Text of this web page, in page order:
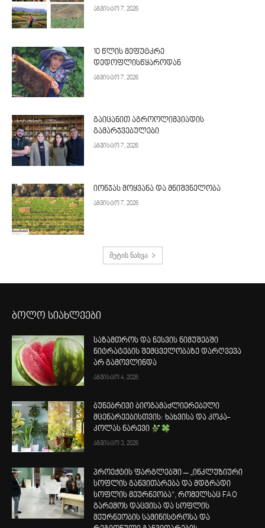
აგვისტო 7, 2026
10 წლის მეფუტკრე
დედოფლისწყაროდან
აგვისტო 7, 2026
გაიცანით აგროოლიმპიადის
გამარჯვებულები
აგვისტო 7, 2026
იონჯას მოყვანა და მნიშვნელობა
აგვისტო 7, 2026
მეტის ნახვა
ბოლო სიახლეები
საზამთროს და ნესვის ნიმუშებში
ნიტრატების შემცველობაზე დარღვევა
არ გამოვლინდა
აგვისტო 4, 2026
ბუნებრივი ბიოგამაძლიერებელი
მცენარეებისთვის: ხახვისა და კოკა-
კოლას ნარევი
აგვისტო 3, 2026
პროექტის ფარგლებში – „ინკლუზიური
სოფლის განვითარება და მდგრადი
სოფლის მეურნეობა“, რომელსაც FAO
გარემოს დაცვისა და სოფლის
მეურნეობის სამინისტროსა და